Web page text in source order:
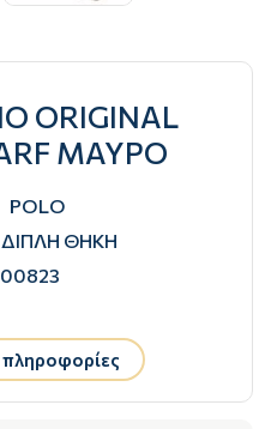
ORIGINAL
ΜΑΥΡΟ
POLO
ΔΙΠΛΗ ΘΗΚΗ